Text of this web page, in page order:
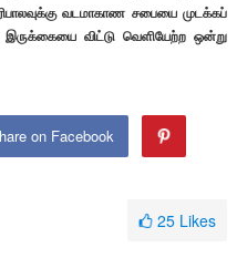
வடமாகாண சபையை முடக்கப்
இருக்கையை விட்டு வெளியேற்ற ஒன்று
on Facebook
25 Likes